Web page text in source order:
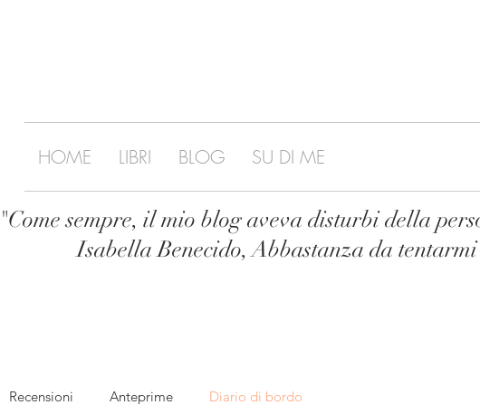
"Come sempre, il mio blog aveva disturbi della
Isabella Benecido, Abbastanza da tentarmi
Recensioni Anteprime Diario di bordo
HOME LIBRI BLOG SU DI ME